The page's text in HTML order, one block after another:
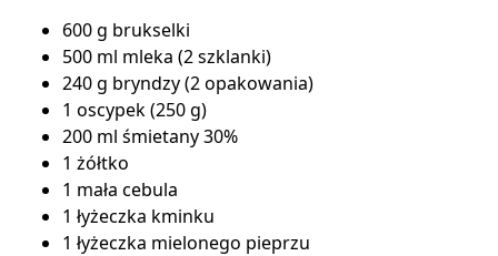
600 g brukselki
500 ml mleka (2 szklanki)
240 g bryndzy (2 opakowania)
1 oscypek (250 g)
200 ml śmietany 30%
1 żółtko
1 mała cebula
1 łyżeczka kminku
1 łyżeczka mielonego pieprzu